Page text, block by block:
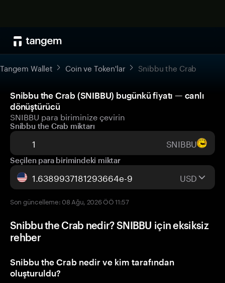
Tangem Wallet Coin ve Token'lar Snibbu the Crab
Snibbu the Crab (SNIBBU) bugünkü fiyatı — canlı
dönüştürücü
SNIBBU para biriminize çevirin
Snibbu the Crab miktarı
SNIBBU
Seçilen para birimindeki miktar
USD
Son güncelleme: 08 Ağu, 2026 ÖÖ 11:57
Snibbu the Crab nedir? SNIBBU için eksiksiz
rehber
Snibbu the Crab nedir ve kim tarafından
oluşturuldu?